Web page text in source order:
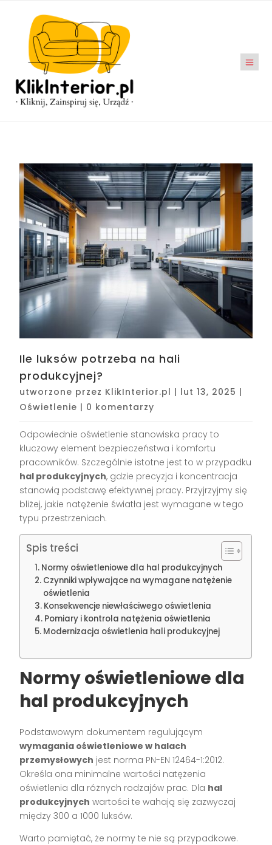
Ile luksów potrzeba na hali
produkcyjnej?
utworzone przez KlikInterior.pl | lut 13, 2025 |
Oświetlenie | 0 komentarzy
Odpowiednie oświetlenie stanowiska pracy to
kluczowy element bezpieczeństwa i komfortu
pracowników. Szczególnie istotne jest to w przypadku
hal produkcyjnych, gdzie precyzja i koncentracja
stanowią podstawę efektywnej pracy. Przyjrzyjmy się
bliżej, jakie natężenie światła jest wymagane w tego
typu przestrzeniach.
Spis treści
Normy oświetleniowe dla hal produkcyjnych
Czynniki wpływające na wymagane natężenie
oświetlenia
Konsekwencje niewłaściwego oświetlenia
Pomiary i kontrola natężenia oświetlenia
Modernizacja oświetlenia hali produkcyjnej
Normy oświetleniowe dla
hal produkcyjnych
Podstawowym dokumentem regulującym
wymagania oświetleniowe w halach
przemysłowych jest norma PN-EN 12464-1:2012.
Określa ona minimalne wartości natężenia
oświetlenia dla różnych rodzajów prac. Dla hal
produkcyjnych wartości te wahają się zazwyczaj
między 300 a 1000 luksów.
Warto pamiętać, że normy te nie są przypadkowe.